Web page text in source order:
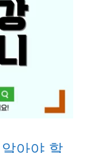
아야 할